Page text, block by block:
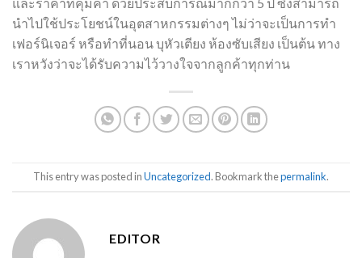
นำไปใช้ประโยชน์ในอุตสาหกรรมต่างๆ ไม่ว่าจะเป็นการทำ
เฟอร์นิเจอร์ หรือทำที่นอน บุหัวเตียง ห้องซับเสียง เป็นต้น ทาง
เราหวังว่าจะได้รับความไว้วางใจจากลูกค้าทุกท่าน
This entry was posted inUncategorized. Bookmark thepermalink.
EDITOR